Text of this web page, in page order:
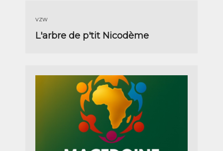
VZW
L'arbre de p'tit Nicodème